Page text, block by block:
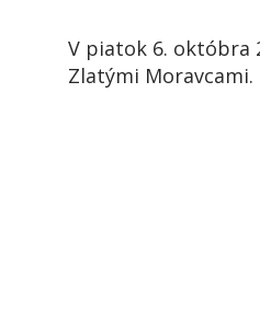
V piatok 6. októbra
Zlatými Moravcami.